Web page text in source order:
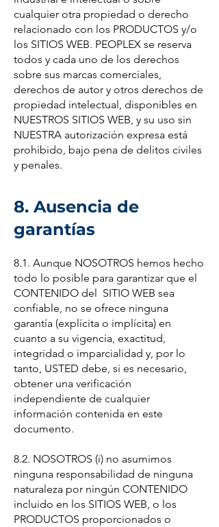
cualquier otra propiedad o derecho
relacionado con los PRODUCTOS y/o
los SITIOS WEB. PEOPLEX se reserva
todos y cada uno de los derechos
sobre sus marcas comerciales,
derechos de autor y otros derechos de
propiedad intelectual, disponibles en
NUESTROS SITIOS WEB, y su uso sin
NUESTRA autorización expresa está
prohibido, bajo pena de delitos civiles
y penales.
8. Ausencia de
garantías
8.1. Aunque NOSOTROS hemos hecho
todo lo posible para garantizar que el
CONTENIDO del SITIO WEB sea
confiable, no se ofrece ninguna
garantía (explícita o implícita) en
cuanto a su vigencia, exactitud,
integridad o imparcialidad y, por lo
tanto, USTED debe, si es necesario,
obtener una verificación
independiente de cualquier
información contenida en este
documento.
8.2. NOSOTROS (i) no asumimos
ninguna responsabilidad de ninguna
naturaleza por ningún CONTENIDO
incluido en los SITIOS WEB, o los
PRODUCTOS proporcionados o